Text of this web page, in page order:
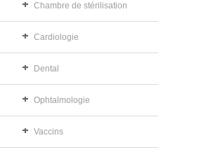
Chambre de stérilisation
Cardiologie
Dental
Ophtalmologie
Vaccins